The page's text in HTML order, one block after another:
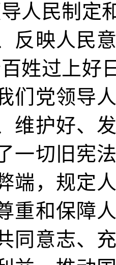
人民制定
反映人民
姓过上好
们党领导
维护好、
一切旧宪
端，规定
重和保障
同意志、